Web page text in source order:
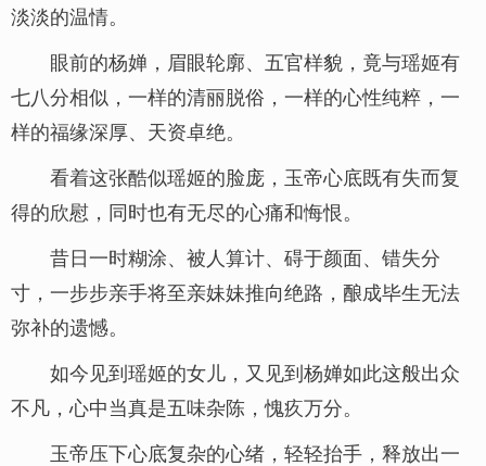
淡淡的温情。
眼前的杨婵，眉眼轮廓、五官样貌，竟与瑶姬有
七八分相似，一样的清丽脱俗，一样的心性纯粹，一
样的福缘深厚、天资卓绝。
看着这张酷似瑶姬的脸庞，玉帝心底既有失而复
得的欣慰，同时也有无尽的心痛和悔恨。
昔日一时糊涂、被人算计、碍于颜面、错失分
寸，一步步亲手将至亲妹妹推向绝路，酿成毕生无法
弥补的遗憾。
如今见到瑶姬的女儿，又见到杨婵如此这般出众
不凡，心中当真是五味杂陈，愧疚万分。
玉帝压下心底复杂的心绪，轻轻抬手，释放出一